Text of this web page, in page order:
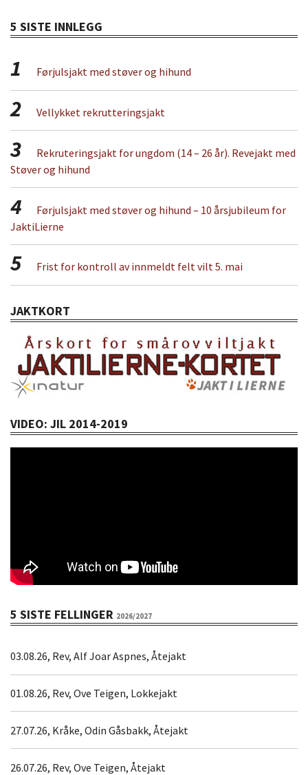
5 SISTE INNLEGG
1 Førjulsjakt med støver og hihund
2 Vellykket rekrutteringsjakt
3
Rekruteringsjakt for ungdom (14 – 26 år). Revejakt med
Støver og hihund
4
Førjulsjakt med støver og hihund – 10 årsjubileum for
JaktiLierne
5 Frist for kontroll av innmeldt felt vilt 5. mai
JAKTKORT
VIDEO: JIL 2014-2019
5 SISTE FELLINGER 2026/2027
03.08.26, Rev, Alf Joar Aspnes, Åtejakt
01.08.26, Rev, Ove Teigen, Lokkejakt
27.07.26, Kråke, Odin Gåsbakk, Åtejakt
26.07.26, Rev, Ove Teigen, Åtejakt